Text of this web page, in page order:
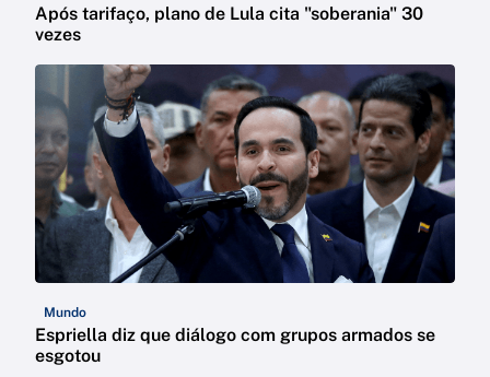
Após tarifaço, plano de Lula cita "soberania" 30
vezes
Mundo
Espriella diz que diálogo com grupos armados se
esgotou